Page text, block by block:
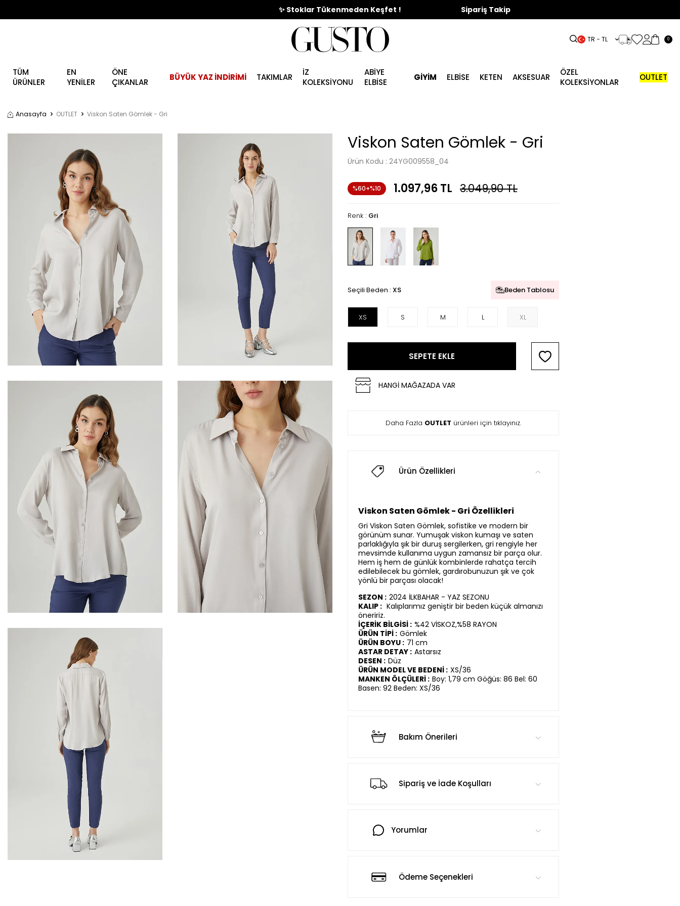
🎉%70'e Varan Büyük Yaz İndirim Başladı !
✨ Stoklar Tükenmeden Keşfet ! Sipariş Takip
TR − TL 0
TÜM
ÜRÜNLER
EN
YENİLER
ÖNE
ÇIKANLAR
BÜYÜK YAZ İNDİRİMİ TAKIMLAR
İZ
KOLEKSİYONU
ABİYE
ELBİSE
GİYİM ELBISE KETEN AKSESUAR
ÖZEL
KOLEKSİYONLAR
OUTLET
Anasayfa OUTLET Viskon Saten Gömlek - Gri
Viskon Saten Gömlek - Gri
Ürün Kodu : 24YG009558_04
%60+%10 1.097,96TL 3.049,90TL
Renk : Gri
Seçili Beden : XS Beden Tablosu
XS S M L XL
SEPETE EKLE
HANGİ MAĞAZADA VAR
Daha Fazla OUTLET ürünleri için tıklayınız.
Ürün Özellikleri
Viskon Saten Gömlek - Gri Özellikleri
Gri Viskon Saten Gömlek, sofistike ve modern bir
görünüm sunar. Yumuşak viskon kumaşı ve saten
parlaklığıyla şık bir duruş sergilerken, gri rengiyle her
mevsimde kullanıma uygun zamansız bir parça olur.
Hem iş hem de günlük kombinlerde rahatça tercih
edilebilecek bu gömlek, gardırobunuzun şık ve çok
yönlü bir parçası olacak!
SEZON : 2024 İLKBAHAR - YAZ SEZONU
KALIP : Kalıplarımız geniştir bir beden küçük almanızı
öneririz.
İÇERİK BİLGİSİ : %42 VİSKOZ,%58 RAYON
ÜRÜN TİPİ : Gömlek
ÜRÜN BOYU : 71 cm
ASTAR DETAY : Astarsız
DESEN : Düz
ÜRÜN MODEL VE BEDENİ : XS/36
MANKEN ÖLÇÜLERİ : Boy: 1,79 cm Göğüs: 86 Bel: 60
Basen: 92 Beden: XS/36
Bakım Önerileri
Sipariş ve İade Koşulları
Yorumlar
Ödeme Seçenekleri